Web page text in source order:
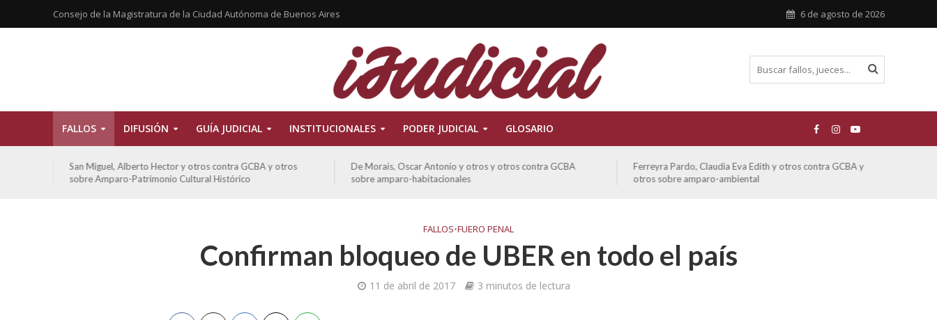
Consejo de la Magistratura de la Ciudad Autónoma de Buenos Aires 6 de agosto de 2026
FALLOS DIFUSIÓN GUÍA JUDICIAL INSTITUCIONALES PODER JUDICIAL GLOSARIO
San Miguel, Alberto Hector y otros contra GCBA y otros
sobre Amparo-Patrimonio Cultural Histórico
De Morais, Oscar Antonio y otros y otros contra GCBA
sobre amparo-habitacionales
Ferreyra Pardo, Claudia Eva Edith y otros contra GCBA y
otros sobre amparo-ambiental
FALLOS•FUERO PENAL
Confirman bloqueo de UBER en todo el país
11 de abril de 2017 3 minutos de lectura